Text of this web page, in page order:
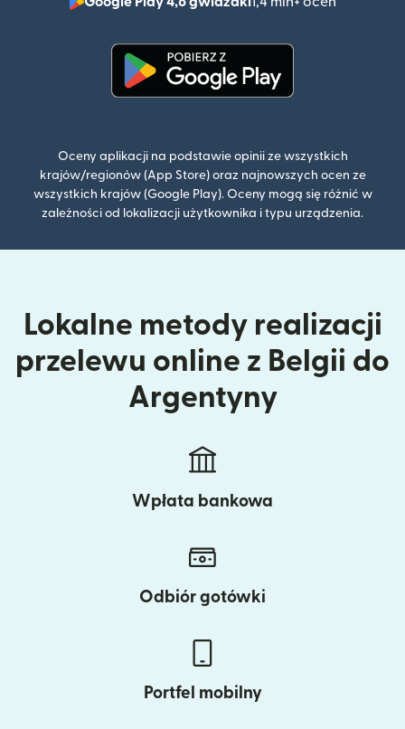
(otwiera
Oceny aplikacji na podstawie opinii ze wszystkich
krajów/regionów (App Store) oraz najnowszych ocen ze
wszystkich krajów (Google Play). Oceny mogą się różnić w
zależności od lokalizacji użytkownika i typu urządzenia.
Lokalne metody realizacji
przelewu online z Belgii do
Argentyny
Wpłata bankowa
Odbiór gotówki
Portfel mobilny